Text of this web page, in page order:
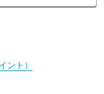
ント）